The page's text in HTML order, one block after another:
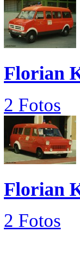
Florian
2 Fotos
Florian
2 Fotos